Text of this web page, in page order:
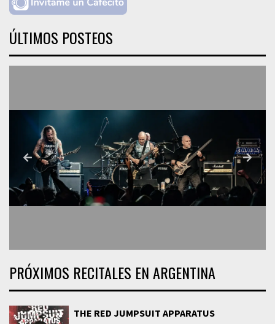
ÚLTIMOS POSTEOS
PRÓXIMOS RECITALES EN ARGENTINA
THE RED JUMPSUIT APPARATUS